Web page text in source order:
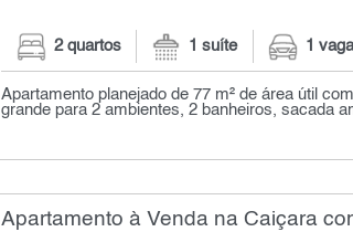
2 quartos 1 suíte 1
Apartamento planejado de 77 m² de área útil
grande para 2 ambientes, 2 banheiros, sacada
Apartamento à Venda na Caiçara